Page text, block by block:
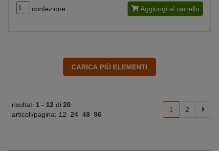
confezione Aggiungi al carrello
risultati 1 - 12 di 20
articoli/pagina: 12 24 48 96
1 2